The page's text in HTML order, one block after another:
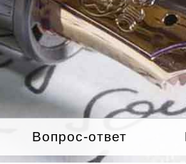
Вопрос-ответ